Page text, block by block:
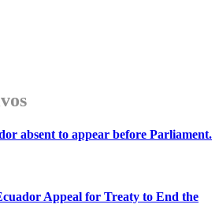
absent to appear before Parliament.
Appeal for Treaty to End the